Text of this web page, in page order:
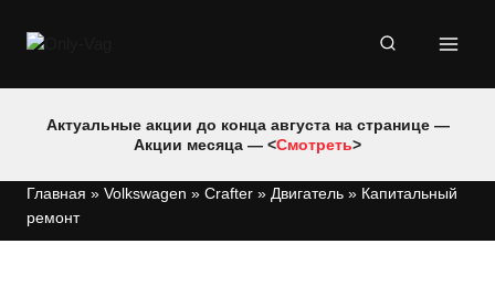
Актуальные акции до конца августа на странице —
Акции месяца — <Смотреть>
Главная » Volkswagen » Crafter » Двигатель » Капитальный
ремонт